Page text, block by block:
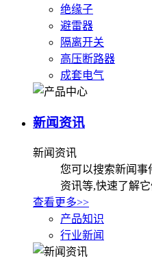
绝缘子
避雷器
隔离开关
高压断路器
成套电气
新闻资讯
新闻资讯
您可以搜索新闻事
资讯等,快速了解它
查看更多>>
产品知识
行业新闻